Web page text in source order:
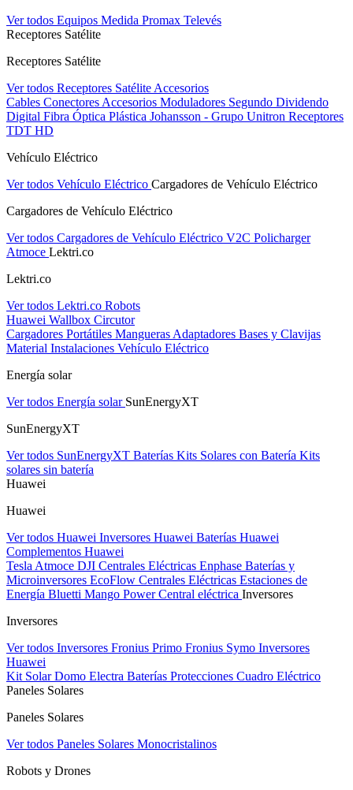
Ver todos Equipos Medida Promax Televés
Receptores Satélite
Receptores Satélite
Ver todos Receptores Satélite Accesorios
Cables Conectores Accesorios Moduladores Segundo Dividendo
Digital Fibra Óptica Plástica Johansson - Grupo Unitron Receptores
TDT HD
Vehículo Eléctrico
Ver todos Vehículo Eléctrico Cargadores de Vehículo Eléctrico
Cargadores de Vehículo Eléctrico
Ver todos Cargadores de Vehículo Eléctrico V2C Policharger
Atmoce Lektri.co
Lektri.co
Ver todos Lektri.co Robots
Huawei Wallbox Circutor
Cargadores Portátiles Mangueras Adaptadores Bases y Clavijas
Material Instalaciones Vehículo Eléctrico
Energía solar
Ver todos Energía solar SunEnergyXT
SunEnergyXT
Ver todos SunEnergyXT Baterías Kits Solares con Batería Kits
solares sin batería
Huawei
Huawei
Ver todos Huawei Inversores Huawei Baterías Huawei
Complementos Huawei
Tesla Atmoce DJI Centrales Eléctricas Enphase Baterías y
Microinversores EcoFlow Centrales Eléctricas Estaciones de
Energía Bluetti Mango Power Central eléctrica Inversores
Inversores
Ver todos Inversores Fronius Primo Fronius Symo Inversores
Huawei
Kit Solar Domo Electra Baterías Protecciones Cuadro Eléctrico
Paneles Solares
Paneles Solares
Ver todos Paneles Solares Monocristalinos
Robots y Drones